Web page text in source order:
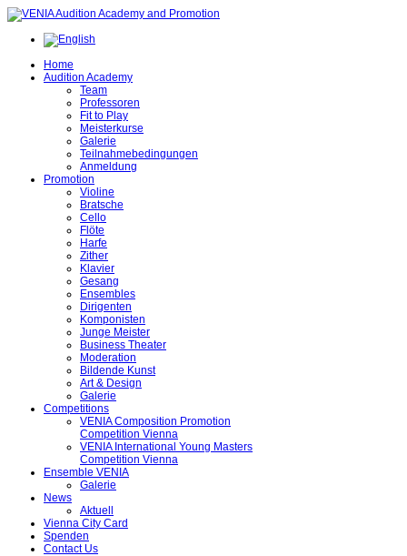
Home
Audition Academy
Team
Professoren
Fit to Play
Meisterkurse
Galerie
Teilnahmebedingungen
Anmeldung
Promotion
Violine
Bratsche
Cello
Flöte
Harfe
Zither
Klavier
Gesang
Ensembles
Dirigenten
Komponisten
Junge Meister
Business Theater
Moderation
Bildende Kunst
Art & Design
Galerie
Competitions
VENIA Composition Promotion
Competition Vienna
VENIA International Young Masters
Competition Vienna
Ensemble VENIA
Galerie
News
Aktuell
Vienna City Card
Spenden
Contact Us